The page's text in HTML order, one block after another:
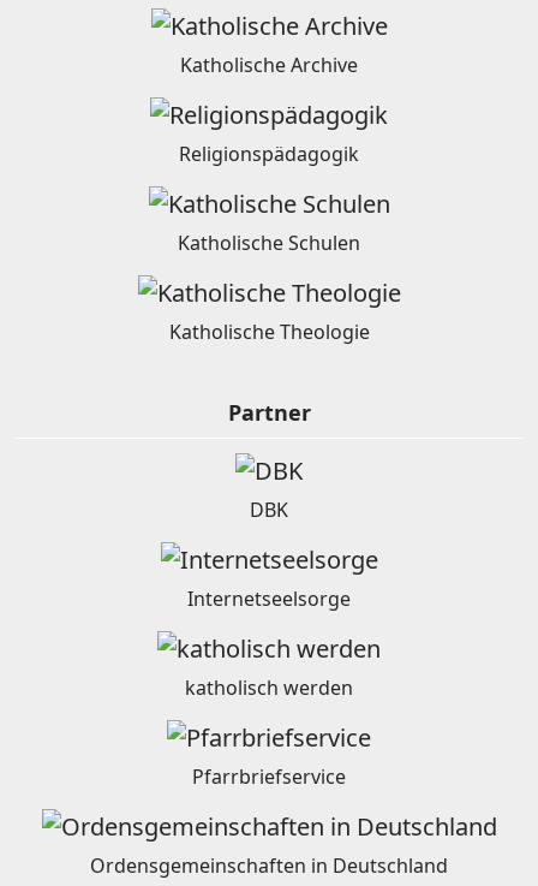
Katholische Archive
Religionspädagogik
Katholische Schulen
Katholische Theologie
Partner
DBK
Internetseelsorge
katholisch werden
Pfarrbriefservice
Ordensgemeinschaften in Deutschland